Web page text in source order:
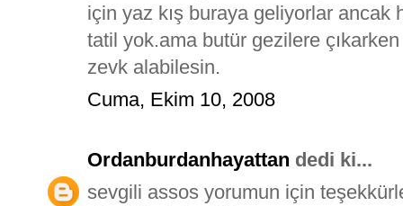
için yaz kış buraya geliyorlar ancak
tatil yok.ama butür gezilere
zevk alabilesin.
Cuma, Ekim 10, 2008
Ordanburdanhayattan dedi ki...
sevgili assos yorumun için